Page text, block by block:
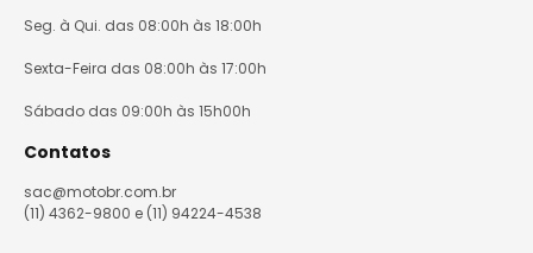
Seg. à Qui. das 08:00h às 18:00h
Sexta-Feira das 08:00h às 17:00h
Sábado das 09:00h às 15h00h
Contatos
sac@motobr.com.br
(11) 4362-9800 e (11) 94224-4538